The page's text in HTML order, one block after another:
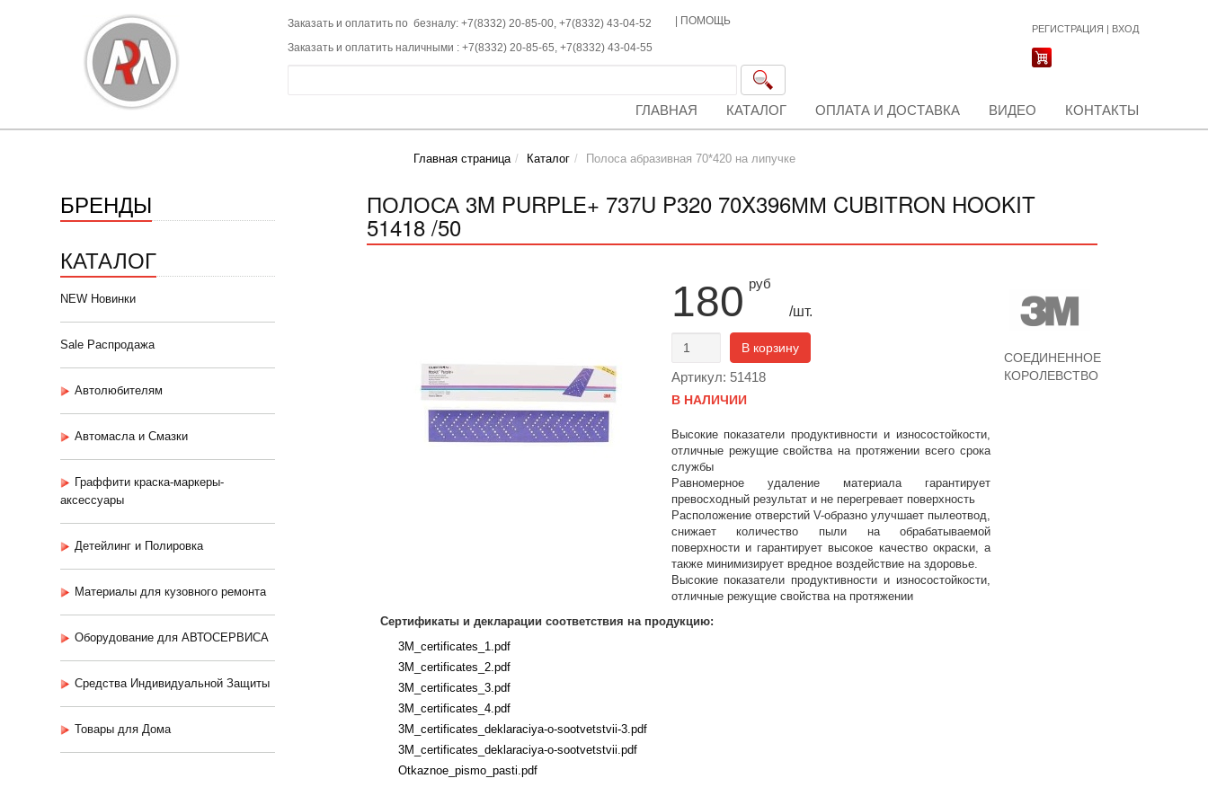
Заказать и оплатить по безналу: +7(8332) 20-85-00, +7(8332) 43-04-52
Заказать и оплатить наличными : +7(8332) 20-85-65, +7(8332) 43-04-55
ПОМОЩЬ
РЕГИСТРАЦИЯ | ВХОД
ГЛАВНАЯ КАТАЛОГ ОПЛАТА И ДОСТАВКА ВИДЕО КОНТАКТЫ
Главная страница Каталог Полоса абразивная 70*420 на липучке
БРЕНДЫ
КАТАЛОГ
NEW Новинки
Sale Распродажа
Автолюбителям
Автомасла и Смазки
Граффити краска-маркеры-
аксессуары
Детейлинг и Полировка
Материалы для кузовного ремонта
Оборудование для АВТОСЕРВИСА
Средства Индивидуальной Защиты
Товары для Дома
ПОЛОСА 3M PURPLE+ 737U P320 70X396ММ CUBITRON HOOKIT
51418 /50
180 руб
/шт.
В корзину
Артикул: 51418
В НАЛИЧИИ
Высокие показатели продуктивности и износостойкости,
отличные режущие свойства на протяжении всего срока
службы
Равномерное удаление материала гарантирует
превосходный результат и не перегревает поверхность
Расположение отверстий V-образно улучшает пылеотвод,
снижает количество пыли на обрабатываемой
поверхности и гарантирует высокое качество окраски, а
также минимизирует вредное воздействие на здоровье.
Высокие показатели продуктивности и износостойкости,
отличные режущие свойства на протяжении
СОЕДИНЕННОЕ
КОРОЛЕВСТВО
Сертификаты и декларации соответствия на продукцию:
3M_certificates_1.pdf
3M_certificates_2.pdf
3M_certificates_3.pdf
3M_certificates_4.pdf
3M_certificates_deklaraciya-o-sootvetstvii-3.pdf
3M_certificates_deklaraciya-o-sootvetstvii.pdf
Otkaznoe_pismo_pasti.pdf